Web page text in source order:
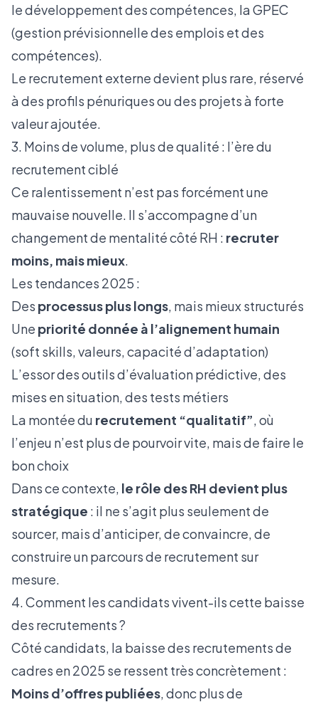
le développement des compétences, la GPEC
(gestion prévisionnelle des emplois et des
compétences).
Le recrutement externe devient plus rare, réservé
à des profils pénuriques ou des projets à forte
valeur ajoutée.
3. Moins de volume, plus de qualité : l’ère du
recrutement ciblé
Ce ralentissement n’est pas forcément une
mauvaise nouvelle. Il s’accompagne d’un
changement de mentalité côté RH : recruter
moins, mais mieux.
Les tendances 2025 :
Des processus plus longs, mais mieux structurés
Une priorité donnée à l’alignement humain
(soft skills, valeurs, capacité d’adaptation)
L’essor des outils d’évaluation prédictive, des
mises en situation, des tests métiers
La montée du recrutement “qualitatif”, où
l’enjeu n’est plus de pourvoir vite, mais de faire le
bon choix
Dans ce contexte, le rôle des RH devient plus
stratégique : il ne s’agit plus seulement de
sourcer, mais d’anticiper, de convaincre, de
construire un parcours de recrutement sur
mesure.
4. Comment les candidats vivent-ils cette baisse
des recrutements ?
Côté candidats, la baisse des recrutements de
cadres en 2025 se ressent très concrètement :
Moins d’offres publiées, donc plus de